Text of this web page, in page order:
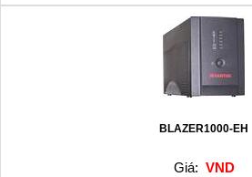
BLAZER1000-EH
Giá: VND